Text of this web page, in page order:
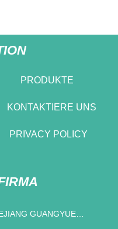
PRODUKTE
KONTAKTIERE UNS
PRIVACY POLICY
GUANGYUE